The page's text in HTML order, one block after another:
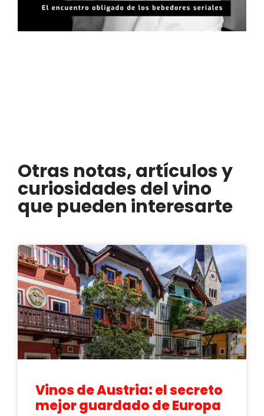
Otras notas, artículos y
curiosidades del vino
que pueden interesarte
Vinos de Austria: el secreto
mejor guardado de Europa